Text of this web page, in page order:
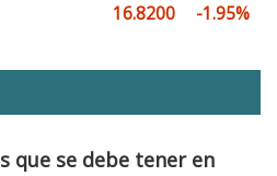
16.8200 -1.95%
que se debe tener en